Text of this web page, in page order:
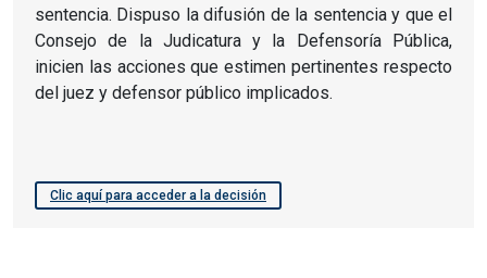
sentencia. Dispuso la difusión de la sentencia y que el
Consejo de la Judicatura y la Defensoría Pública,
inicien las acciones que estimen pertinentes respecto
del juez y defensor público implicados.
Clic aquí para acceder a la decisión